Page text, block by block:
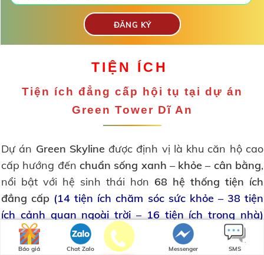
TIỆN ÍCH
Tiện ích đẳng cấp hội tụ tại dự án
Green Tower Dĩ An
Dự án Green Skyline được định vị là khu căn hộ cao
cấp hướng đến chuẩn sống xanh – khỏe – cân bằng,
nổi bật với hệ sinh thái hơn 68 hệ thống tiện ích
đẳng cấp (14 tiện ích chăm sóc sức khỏe – 38 tiện
ích cảnh quan ngoài trời – 16 tiện ích trong nhà)
được quy hoạch bài bản nhằm phục vụ trọn vẹn nhu
cầu sống, nghỉ ngơi và tái tạo năng lượng cho cư
Báo giá Chat Zalo Messenger SMS